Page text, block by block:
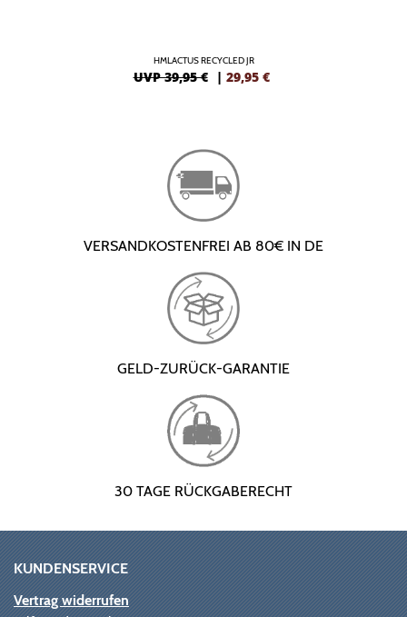
HMLACTUS RECYCLED JR
UVP 39,95 € | 29,95 €
VERSANDKOSTENFREI AB 80€ IN DE
GELD-ZURÜCK-GARANTIE
30 TAGE RÜCKGABERECHT
KUNDENSERVICE
Vertrag widerrufen